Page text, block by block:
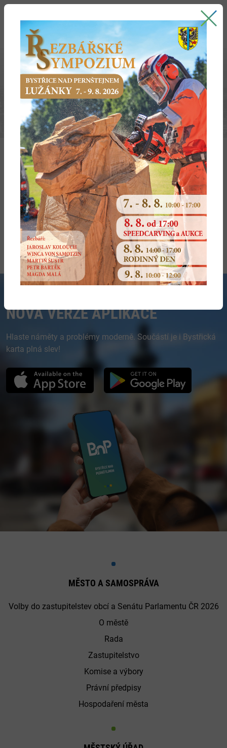
2013
Dotčený
subjekt
Dotčené
území
Předmět
žádosti
Typ Vydáno
Ing. Lukáš
Písečné
závazné
stanovisko ke
SŘ
kotel na dřevo,
krb
20.11.2013
Tulis Jiří
Zvole nad
Pernštejnem
závazné
stanovisko ke
SŘ
chov
hospodářských
zvířat
3.10.2013
DŘEVOSPOL
Ujčov
Ujčov
závazné
stanovisko k
ÚŘ
skládka
recyklátu
20.9.2013
Wera Werk
s.r.o.,
Bystřice n/P
Bystřice nad
Pernštejnem
závazné
stanovisko k
ÚŘ
plynové kotle 13.8.2013
DIAMO, s.p.,
o.z., Dolní
Rožínka
Rožná,
Rodkov
závazné
stanovisko k
ÚŘ
odvodňovací
štola R3
19.4.2013
NOVÁ VERZE APLIKACE
Hlaste náměty a problémy moderně. Součástí je i Bystřická
karta plná slev!
MĚSTO A SAMOSPRÁVA
Volby do zastupitelstev obcí a Senátu Parlamentu ČR 2026
O městě
Rada
Zastupitelstvo
Komise a výbory
Právní předpisy
Hospodaření města